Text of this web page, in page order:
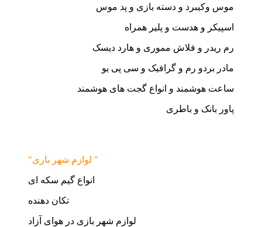
موس وکیبرد و دسته بازی و پد موس
اسپیکر و هدست و پلیر همراه
رم ریدر و فلاش مموری و هارد دیسک
مادر بردو رم و گرافیک و سی پی یو
ساعت هوشمند و انواع گجت های هوشمند
پاور بانک و باطری
"لوازم شهر بازی "
انواع گیم سکه ای
تکان دهنده
لوازم شهر بازی در هوای آزاد